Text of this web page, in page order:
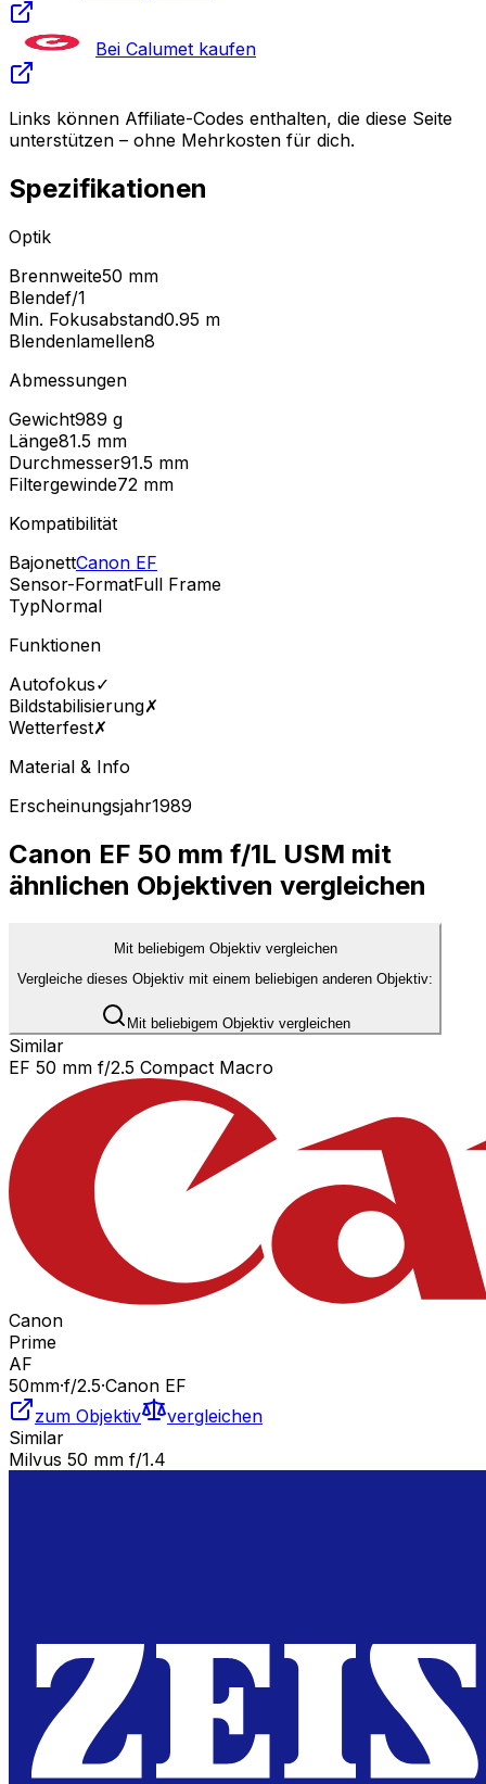
Bei Calumet kaufen
Links können Affiliate-Codes enthalten, die diese Seite
unterstützen – ohne Mehrkosten für dich.
Spezifikationen
Optik
Brennweite50 mm
Blendef/1
Min. Fokusabstand0.95 m
Blendenlamellen8
Abmessungen
Gewicht989 g
Länge81.5 mm
Durchmesser91.5 mm
Filtergewinde72 mm
Kompatibilität
BajonettCanon EF
Sensor-FormatFull Frame
TypNormal
Funktionen
Autofokus✓
Bildstabilisierung✗
Wetterfest✗
Material & Info
Erscheinungsjahr1989
Canon EF 50 mm f/1L USM mit
ähnlichen Objektiven vergleichen
Mit beliebigem Objektiv vergleichen
Vergleiche dieses Objektiv mit einem beliebigen anderen Objektiv:
Mit beliebigem Objektiv vergleichen
Similar
EF 50 mm f/2.5 Compact Macro
Canon
Prime
AF
50mm·f/2.5·Canon EF
zum Objektiv
vergleichen
Similar
Milvus 50 mm f/1.4